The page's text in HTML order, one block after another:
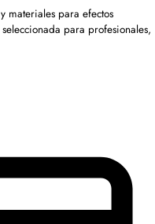
materiales para efectos
para profesionales,